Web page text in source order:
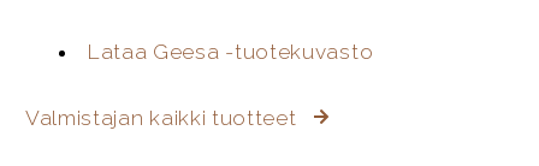
Lataa Geesa -tuotekuvasto
Valmistajan kaikki tuotteet